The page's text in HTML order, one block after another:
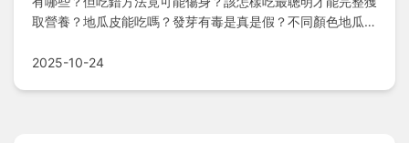
取營養？地瓜皮能吃嗎？發芽有毒是真是假？不同顏色地瓜營
2025-10-24